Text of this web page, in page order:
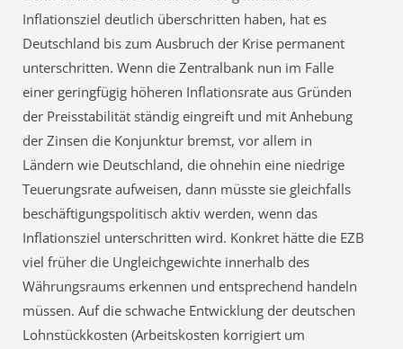
Inflationsziel deutlich überschritten haben, hat es
Deutschland bis zum Ausbruch der Krise permanent
unterschritten. Wenn die Zentralbank nun im Falle
einer geringfügig höheren Inflationsrate aus Gründen
der Preisstabilität ständig eingreift und mit Anhebung
der Zinsen die Konjunktur bremst, vor allem in
Ländern wie Deutschland, die ohnehin eine niedrige
Teuerungsrate aufweisen, dann müsste sie gleichfalls
beschäftigungspolitisch aktiv werden, wenn das
Inflationsziel unterschritten wird. Konkret hätte die EZB
viel früher die Ungleichgewichte innerhalb des
Währungsraums erkennen und entsprechend handeln
müssen. Auf die schwache Entwicklung der deutschen
Lohnstückkosten (Arbeitskosten korrigiert um